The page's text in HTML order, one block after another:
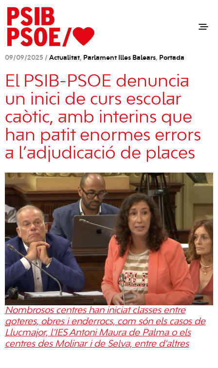
09/09/2025 / Actualitat, Parlament Illes Balears, Portada
El PSIB-PSOE denuncia
un inici de curs escolar
caòtic, amb interins que
han patit enormes errors
a l’adjudicació de places
Nombrosos centres han iniciat classes entre
goteres, obres i enderrocs, com són els casos de
Llucmajor, l’IES Antoni Maura de Palma o els
centres des Molinar i de Selva, entre d’altres